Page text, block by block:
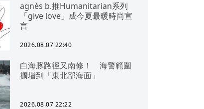
agnès b.推Humanitarian系列
「give love」成今夏最暖時尚宣
言
2026.08.07 22:40
白海豚路徑又南修！ 海警範圍
擴增到「東北部海面」
2026.08.07 22:22